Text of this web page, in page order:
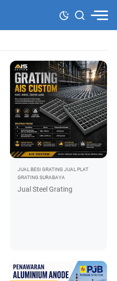
JUAL BESI GRATING JUAL PLAT
GRATING SURABAYA
Jual Steel Grating